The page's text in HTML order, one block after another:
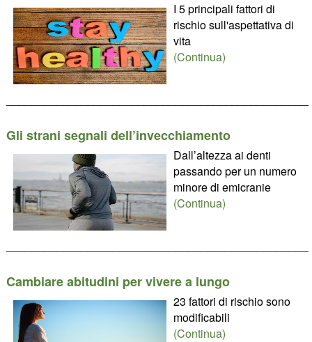
I 5 principali fattori di
rischio sull'aspettativa di
vita
(Continua)
Gli strani segnali dell’invecchiamento
Dall’altezza ai denti
passando per un numero
minore di emicranie
(Continua)
Cambiare abitudini per vivere a lungo
23 fattori di rischio sono
modificabili
(Continua)